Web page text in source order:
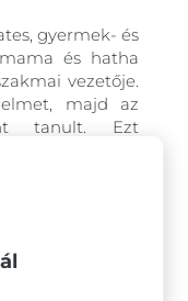
gyermek- és
és hatha
vezetője.
majd az
tanult. Ezt
nem itt van
hogy teljesen
teljes állású